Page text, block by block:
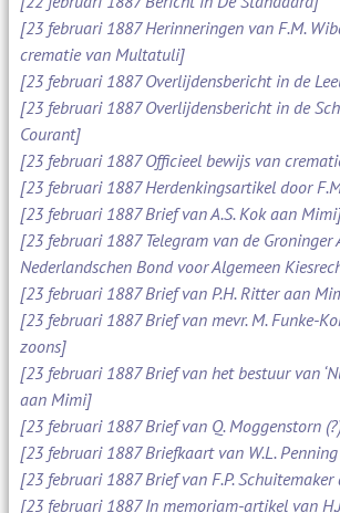
[23 februari 1887 Herinneringen van F.M.
crematie van Multatuli]
[23 februari 1887 Overlijdensbericht in de
[23 februari 1887 Overlijdensbericht in de
Courant]
[23 februari 1887 Officieel bewijs van
[23 februari 1887 Herdenkingsartikel door
[23 februari 1887 Brief van A.S. Kok aan
[23 februari 1887 Telegram van de Groninger
Nederlandschen Bond voor Algemeen
[23 februari 1887 Brief van P.H. Ritter aan
[23 februari 1887 Brief van mevr. M. Funke-
zoons]
[23 februari 1887 Brief van het bestuur van
aan Mimi]
[23 februari 1887 Brief van Q. Moggenstorn
[23 februari 1887 Briefkaart van W.L.
[23 februari 1887 Brief van F.P.
[23 februari 1887 In memoriam-artikel van